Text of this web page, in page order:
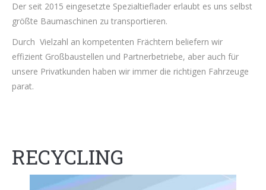
Der seit 2015 eingesetzte Spezialtieflader erlaubt es uns selbst
größte Baumaschinen zu transportieren.
Durch Vielzahl an kompetenten Frächtern beliefern wir
effizient Großbaustellen und Partnerbetriebe, aber auch für
unsere Privatkunden haben wir immer die richtigen Fahrzeuge
parat.
RECYCLING